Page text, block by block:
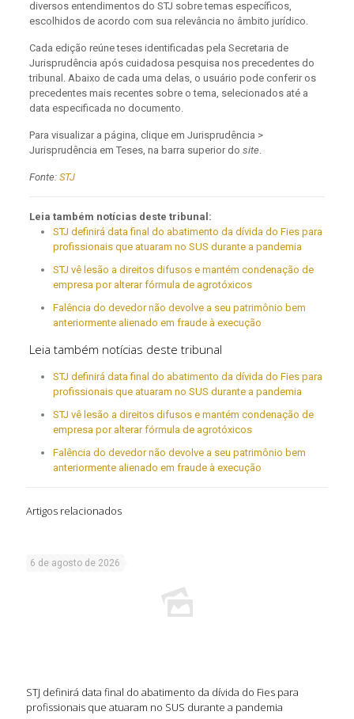
diversos entendimentos do STJ sobre temas específicos,
escolhidos de acordo com sua relevância no âmbito jurídico.
Cada edição reúne teses identificadas pela Secretaria de
Jurisprudência após cuidadosa pesquisa nos precedentes do
tribunal. Abaixo de cada uma delas, o usuário pode conferir os
precedentes mais recentes sobre o tema, selecionados até a
data especificada no documento.
Para visualizar a página, clique em Jurisprudência >
Jurisprudência em Teses, na barra superior do site.
Fonte: STJ
Leia também notícias deste tribunal:
STJ definirá data final do abatimento da dívida do Fies para
profissionais que atuaram no SUS durante a pandemia
STJ vê lesão a direitos difusos e mantém condenação de
empresa por alterar fórmula de agrotóxicos
Falência do devedor não devolve a seu patrimônio bem
anteriormente alienado em fraude à execução
Leia também notícias deste tribunal
STJ definirá data final do abatimento da dívida do Fies para
profissionais que atuaram no SUS durante a pandemia
STJ vê lesão a direitos difusos e mantém condenação de
empresa por alterar fórmula de agrotóxicos
Falência do devedor não devolve a seu patrimônio bem
anteriormente alienado em fraude à execução
Artigos relacionados
6 de agosto de 2026
STJ definirá data final do abatimento da dívida do Fies para
profissionais que atuaram no SUS durante a pandemia